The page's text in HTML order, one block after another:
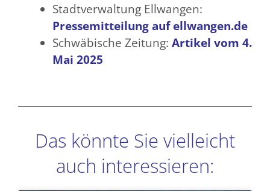
Stadtverwaltung Ellwangen:
Pressemitteilung auf ellwangen.de
Schwäbische Zeitung: Artikel vom 4.
Mai 2025
Das könnte Sie vielleicht
auch interessieren: